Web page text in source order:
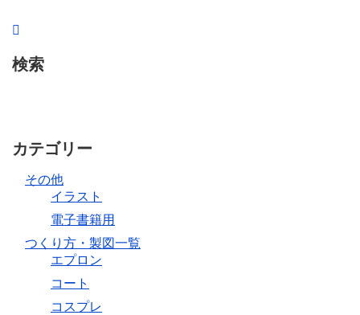
検索
カテゴリー
その他
イラスト
電子書籍用
つくり方・製図一覧
エプロン
コート
コスプレ